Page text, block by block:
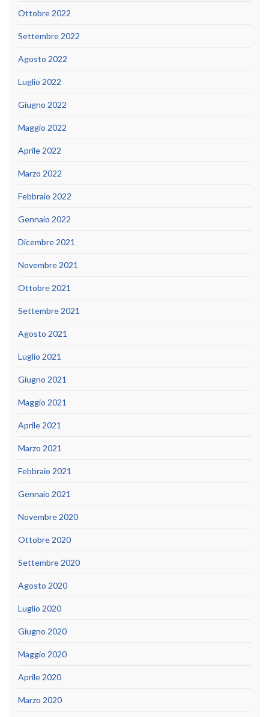
Ottobre 2022
Settembre 2022
Agosto 2022
Luglio 2022
Giugno 2022
Maggio 2022
Aprile 2022
Marzo 2022
Febbraio 2022
Gennaio 2022
Dicembre 2021
Novembre 2021
Ottobre 2021
Settembre 2021
Agosto 2021
Luglio 2021
Giugno 2021
Maggio 2021
Aprile 2021
Marzo 2021
Febbraio 2021
Gennaio 2021
Novembre 2020
Ottobre 2020
Settembre 2020
Agosto 2020
Luglio 2020
Giugno 2020
Maggio 2020
Aprile 2020
Marzo 2020